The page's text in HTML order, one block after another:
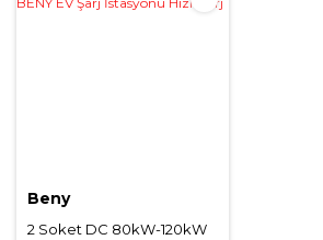
Beny
2 Soket DC 80kW-120kW